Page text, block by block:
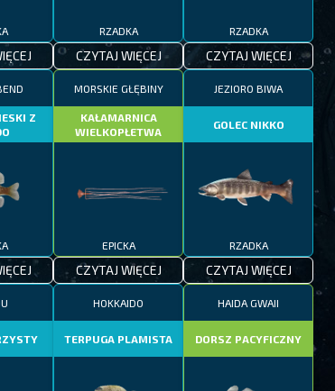
RZADKA
CZYTAJ WIĘCEJ
RZADKA
CZYTAJ WIĘCEJ
Z
MORSKIE GŁĘBINY
KAŁAMARNICA
WIELKOPŁETWA
EPICKA
CZYTAJ WIĘCEJ
JEZIORO BIWA
GOLEC NIKKO
RZADKA
CZYTAJ WIĘCEJ
HOKKAIDO
TERPUGA PLAMISTA
HAIDA GWAII
DORSZ PACYFICZNY